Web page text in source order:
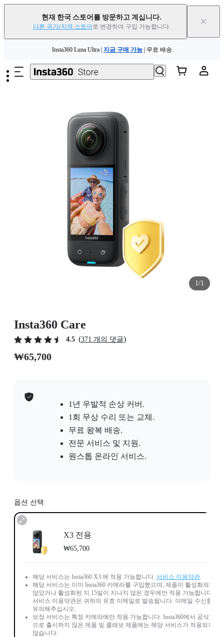
현재 한국 스토어를 방문하고 계십니다.
다른 국가/지역 스토어 로 변경하여 구입 가능합니다. ×
Insta360 Luna Ultra |지금 구매 가능 | 무료 배송
Insta360 Luna Ultra | 지금 구매 가능 | 무료 배송
1/1
Insta360 Care
4.5 (371 개의 댓글)
₩65,700
1년 우발적 손상 커버.
1회 무상 수리 또는 교체.
무료 왕복 배송.
전문 서비스 및 지원.
원스톱 온라인 서비스.
옵션 선택
X3 전용
₩65,700
해당 서비스는 Insta360 X3 에 적용 가능합니다. 서비스 이용약관.
해당 서비스는 이미 Insta360 카메라를 구입했으며, 제품이 활성화되지
않았거나 활성화된 지 15일이 지나지 않은 경우에만 적용 가능합니다.
서비스 이용약관은 귀하의 유효 이메일로 발송됩니다. 이메일 수신함에
유의해주십시오.
보장 서비스는 특정 카메라에만 적용 가능합니다. Insta360에서 공식적
으로 출시하지 않은 제품 및 콜래보 제품에는 해당 서비스가 적용되지
않습니다.